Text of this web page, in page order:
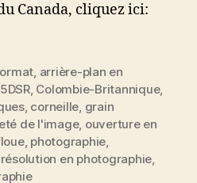
Canada, cliquez ici:
, arrière-plan en
, Colombie-Britannique,
, corneille, grain
de l'image, ouverture en
, photographie,
résolution en photographie,